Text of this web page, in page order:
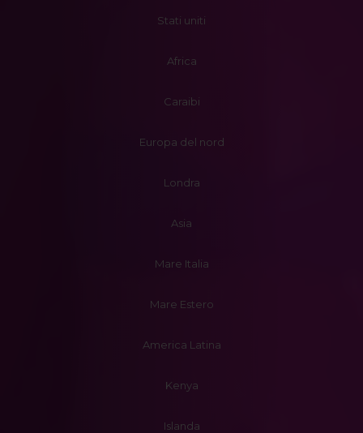
Stati uniti
Africa
Caraibi
Europa del nord
Londra
Asia
Mare Italia
Mare Estero
America Latina
Kenya
Islanda